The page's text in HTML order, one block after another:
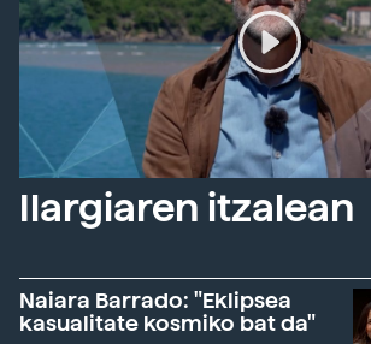
Ilargiaren itzalean
Naiara Barrado: "Eklipsea
kasualitate kosmiko bat da"